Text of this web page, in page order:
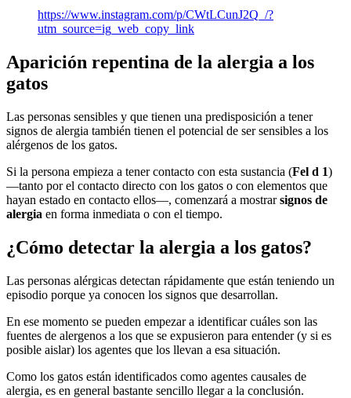
https://www.instagram.com/p/CWtLCunJ2Q_/?
utm_source=ig_web_copy_link
Aparición repentina de la alergia a los
gatos
Las personas sensibles y que tienen una predisposición a tener
signos de alergia también tienen el potencial de ser sensibles a los
alérgenos de los gatos.
Si la persona empieza a tener contacto con esta sustancia (Fel d 1)
—tanto por el contacto directo con los gatos o con elementos que
hayan estado en contacto ellos—, comenzará a mostrarsignos de
alergia en forma inmediata o con el tiempo.
¿Cómo detectar la alergia a los gatos?
Las personas alérgicas detectan rápidamente que están teniendo un
episodio porque ya conocen los signos que desarrollan.
En ese momento se pueden empezar a identificar cuáles son las
fuentes de alergenos a los que se expusieron para entender (y si es
posible aislar) los agentes que los llevan a esa situación.
Como los gatos están identificados como agentes causales de
alergia, es en general bastante sencillo llegar a la conclusión.